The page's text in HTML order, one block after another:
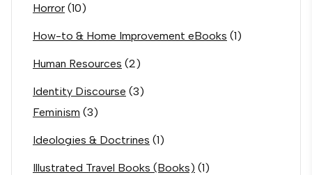
Horror (10)
How-to & Home Improvement eBooks (1)
Human Resources (2)
Identity Discourse (3)
Feminism (3)
Ideologies & Doctrines (1)
Illustrated Travel Books (Books) (1)